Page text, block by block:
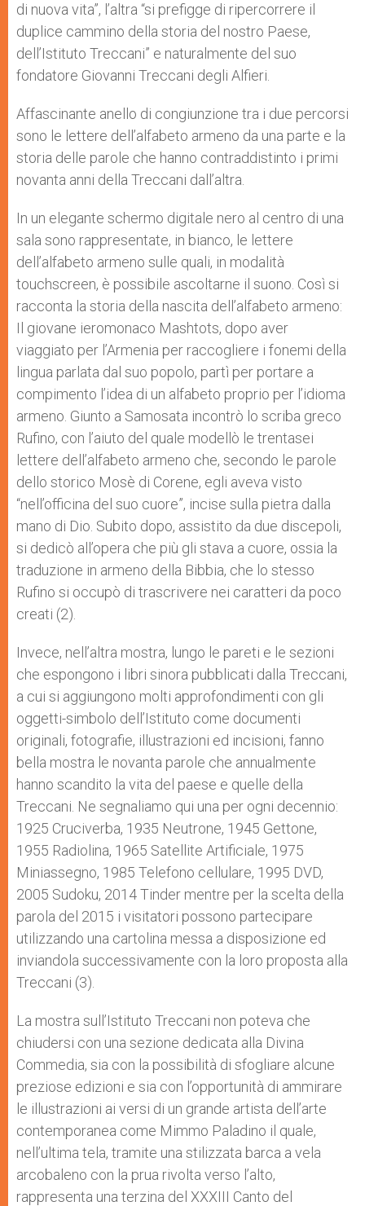
di nuova vita”, l’altra “si prefigge di ripercorrere il
duplice cammino della storia del nostro Paese,
dell’Istituto Treccani” e naturalmente del suo
fondatore Giovanni Treccani degli Alfieri.
Affascinante anello di congiunzione tra i due percorsi
sono le lettere dell’alfabeto armeno da una parte e la
storia delle parole che hanno contraddistinto i primi
novanta anni della Treccani dall’altra.
In un elegante schermo digitale nero al centro di una
sala sono rappresentate, in bianco, le lettere
dell’alfabeto armeno sulle quali, in modalità
touchscreen, è possibile ascoltarne il suono. Così si
racconta la storia della nascita dell’alfabeto armeno:
Il giovane ieromonaco Mashtots, dopo aver
viaggiato per l’Armenia per raccogliere i fonemi della
lingua parlata dal suo popolo, partì per portare a
compimento l’idea di un alfabeto proprio per l’idioma
armeno. Giunto a Samosata incontrò lo scriba greco
Rufino, con l’aiuto del quale modellò le trentasei
lettere dell’alfabeto armeno che, secondo le parole
dello storico Mosè di Corene, egli aveva visto
“nell’officina del suo cuore”, incise sulla pietra dalla
mano di Dio. Subito dopo, assistito da due discepoli,
si dedicò all’opera che più gli stava a cuore, ossia la
traduzione in armeno della Bibbia, che lo stesso
Rufino si occupò di trascrivere nei caratteri da poco
creati (2).
Invece, nell’altra mostra, lungo le pareti e le sezioni
che espongono i libri sinora pubblicati dalla Treccani,
a cui si aggiungono molti approfondimenti con gli
oggetti-simbolo dell’Istituto come documenti
originali, fotografie, illustrazioni ed incisioni, fanno
bella mostra le novanta parole che annualmente
hanno scandito la vita del paese e quelle della
Treccani. Ne segnaliamo qui una per ogni decennio:
1925 Cruciverba, 1935 Neutrone, 1945 Gettone,
1955 Radiolina, 1965 Satellite Artificiale, 1975
Miniassegno, 1985 Telefono cellulare, 1995 DVD,
2005 Sudoku, 2014 Tinder mentre per la scelta della
parola del 2015 i visitatori possono partecipare
utilizzando una cartolina messa a disposizione ed
inviandola successivamente con la loro proposta alla
Treccani (3).
La mostra sull’Istituto Treccani non poteva che
chiudersi con una sezione dedicata alla Divina
Commedia, sia con la possibilità di sfogliare alcune
preziose edizioni e sia con l’opportunità di ammirare
le illustrazioni ai versi di un grande artista dell’arte
contemporanea come Mimmo Paladino il quale,
nell’ultima tela, tramite una stilizzata barca a vela
arcobaleno con la prua rivolta verso l’alto,
rappresenta una terzina del XXXIII Canto del